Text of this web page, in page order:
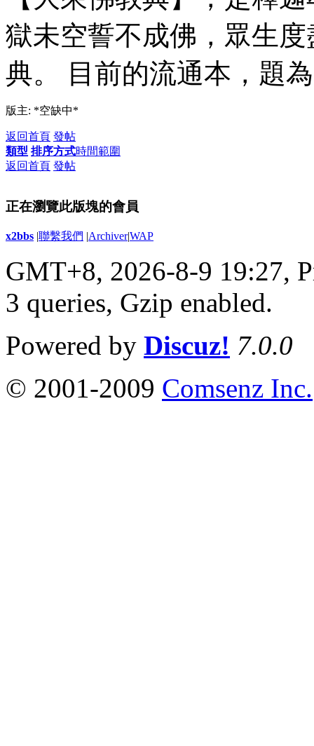
獄未空誓不成佛，眾生
典。 目前的流通本，題
版主: *空缺中*
返回首頁 發帖
類型 排序方式時間範圍
返回首頁 發帖
正在瀏覽此版塊的會員
x2bbs |聯繫我們 |Archiver|WAP
GMT+8, 2026-8-9 19:27,
3 queries, Gzip enabled.
Powered by Discuz! 7.0.0
© 2001-2009 Comsenz Inc.